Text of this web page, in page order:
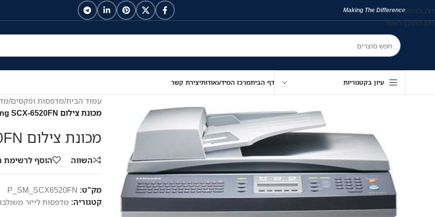
דלג לניווט
דלג לתוכן ראשי
Making The Difference
עיון בקטגוריות דף הביתמרכז המידעאודותיצירת קשר
עמוד הבית/מדפסות ופקסים/
מכונת צילום Samsung SCX-6520FN
מכונת צילום Samsung SCX-6520FN
השווה הוסף לרשימת
מק"ט: P_SM_SCX6520FN
קטגוריה: מדפסות לייזר